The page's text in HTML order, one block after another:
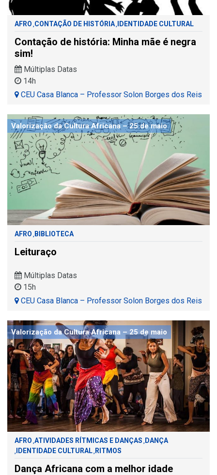
AFRO CONTAÇÃO DE HISTÓRIA IDENTIDADE CULTURAL
Contação de história: Minha mãe é negra
sim!
Múltiplas Datas
14h
CEU Casa Blanca – Professor Solon Borges dos Reis
Valorização da Cultura Africana – 25 de maio
AFRO BIBLIOTECA
Leituraço
Múltiplas Datas
15h
CEU Casa Blanca – Professor Solon Borges dos Reis
Valorização da Cultura Africana – 25 de maio
AFRO ATIVIDADES RÍTMICAS E DANÇAS DANÇA
IDENTIDADE CULTURAL RITMOS
Dança Africana com a melhor idade